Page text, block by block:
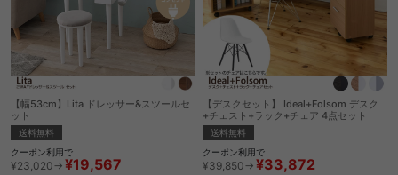
【幅53cm】Lita ドレッサー&スツールセ
ット
送料無料
クーポン利用で
¥23,020→ ¥19,567
【デスクセット】 Ideal+Folsom デスク
+チェスト+ラック+チェア 4点セット
送料無料
クーポン利用で
¥39,850→ ¥33,872